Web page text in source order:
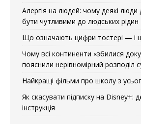
Алергія на людей: чому деякі люди
бути чутливими до людських рідин
Що означають цифри тостері — і
Чому всі континенти «збилися
пояснили нерівномірний розподіл
Найкращі фільми про школу з
Як скасувати підписку на Disney+:
інструкція